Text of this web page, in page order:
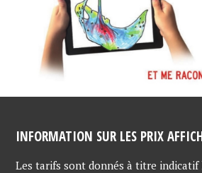
INFORMATION SUR LES PRIX
Les tarifs sont donnés à titre